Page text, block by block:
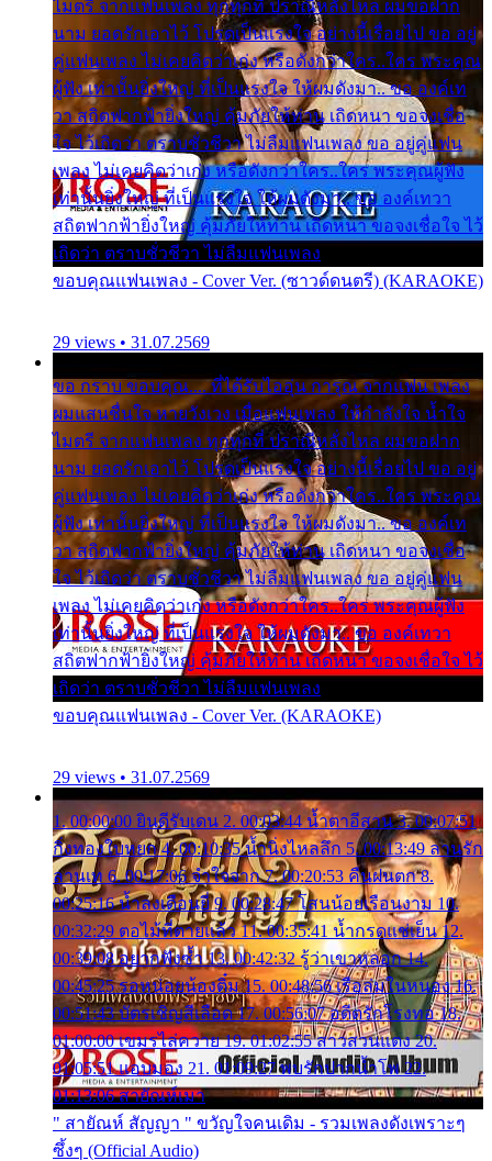
ไมตรี จากแฟนเพลง ทุกทุกที่ ปราณีหลั่งไหล ผมขอฝาก
นาม ยอดรักเอาไว้ โปรดเป็นแรงใจ อย่างนี้เรื่อยไป ขอ อยู่
คู่แฟนเพลง ไม่เคยคิดว่าเก่ง หรือดังกว่าใคร..ใคร พระคุณ
ผู้ฟัง เท่านั้นยิ่งใหญ่ ที่เป็นแรงใจ ให้ผมดังมา.. ขอ องค์เท
วา สถิตฟากฟ้ายิ่งใหญ่ คุ้มภัยให้ท่าน เถิดหนา ขอจงเชื่อ
ใจ ไว้เถิดว่า ตราบชั่วชีวา ไม่ลืมแฟนเพลง ขอ อยู่คู่แฟน
เพลง ไม่เคยคิดว่าเก่ง หรือดังกว่าใคร..ใคร พระคุณผู้ฟัง
เท่านั้นยิ่งใหญ่ ที่เป็นแรงใจ ให้ผมดังมา.. ขอ องค์เทวา
สถิตฟากฟ้ายิ่งใหญ่ คุ้มภัยให้ท่าน เถิดหนา ขอจงเชื่อใจ ไว้
เถิดว่า ตราบชั่วชีวา ไม่ลืมแฟนเพลง
ขอบคุณแฟนเพลง - Cover Ver. (ซาวด์ดนตรี) (KARAOKE)
29 views • 31.07.2569
ขอ กราบ ขอบคุณ.... ที่ได้รับไออุ่น การุณ จากแฟน เพลง
ผมแสนชื่นใจ หายวังเวง เมื่อแฟนเพลง ให้กำลังใจ น้ำใจ
ไมตรี จากแฟนเพลง ทุกทุกที่ ปราณีหลั่งไหล ผมขอฝาก
นาม ยอดรักเอาไว้ โปรดเป็นแรงใจ อย่างนี้เรื่อยไป ขอ อยู่
คู่แฟนเพลง ไม่เคยคิดว่าเก่ง หรือดังกว่าใคร..ใคร พระคุณ
ผู้ฟัง เท่านั้นยิ่งใหญ่ ที่เป็นแรงใจ ให้ผมดังมา.. ขอ องค์เท
วา สถิตฟากฟ้ายิ่งใหญ่ คุ้มภัยให้ท่าน เถิดหนา ขอจงเชื่อ
ใจ ไว้เถิดว่า ตราบชั่วชีวา ไม่ลืมแฟนเพลง ขอ อยู่คู่แฟน
เพลง ไม่เคยคิดว่าเก่ง หรือดังกว่าใคร..ใคร พระคุณผู้ฟัง
เท่านั้นยิ่งใหญ่ ที่เป็นแรงใจ ให้ผมดังมา.. ขอ องค์เทวา
สถิตฟากฟ้ายิ่งใหญ่ คุ้มภัยให้ท่าน เถิดหนา ขอจงเชื่อใจ ไว้
เถิดว่า ตราบชั่วชีวา ไม่ลืมแฟนเพลง
ขอบคุณแฟนเพลง - Cover Ver. (KARAOKE)
29 views • 31.07.2569
1. 00:00:00 ยินดีรับเดน 2. 00:03:44 น้ำตาอีสาน 3. 00:07:51
กิ่งทองใบหยก 4. 00:10:35 น้ำนิ่งไหลลึก 5. 00:13:49 ลานรัก
ลานเท 6. 00:17:06 จำใจจาก 7. 00:20:53 คืนฝนตก 8.
00:25:16 น้ำลงเดือนยี่ 9. 00:28:47 โสนน้อยเรือนงาม 10.
00:32:29 ตอไม้ที่ตายแล้ว 11. 00:35:41 น้ำกรดแช่เย็น 12.
00:39:08 อยากฟังซ้ำ 13. 00:42:32 รู้ว่าเขาหลอก 14.
00:45:25 รอหน่อยน้องติ๋ม 15. 00:48:56 เรือล่มในหนอง 16.
00:51:43 บัตรเชิญสีเลือด 17. 00:56:07 อดีตรักโรงทอ 18.
01:00:00 เขมรไล่ควาย 19. 01:02:55 สาวสวนแตง 20.
01:05:51 แอบมอง 21. 01:09:27 พบรักปากน้ำโพ 22.
01:13:06 สายัณห์เมา
" สายัณห์ สัญญา " ขวัญใจคนเดิม - รวมเพลงดังเพราะๆ
ซึ้งๆ (Official Audio)